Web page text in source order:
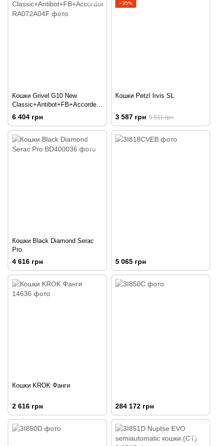
Кошки Grivel G10 New
Classic+Antibot+FB+Accordeo
n
6 404 грн
−35%
Кошки Petzl Irvis SL
3 587 грн 5 511 грн
Кошки Black Diamond Serac
Pro
4 616 грн 5 065 грн
Кошки KROK Фанги
2 616 грн 284 172 грн